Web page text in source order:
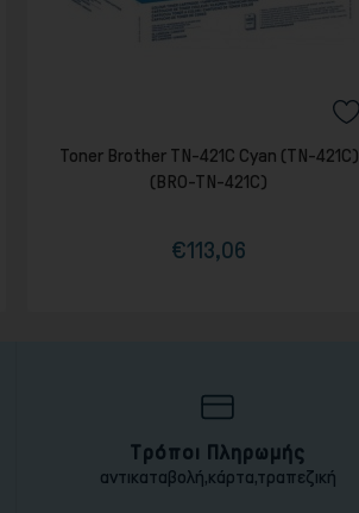
Toner Brother TN-421C Cyan (TN-421C)
(BRO-TN-421C)
Τιμή
€113,06
Κανονική
Τρόποι Πληρωμής
αντικαταβολή,κάρτα,τραπεζική